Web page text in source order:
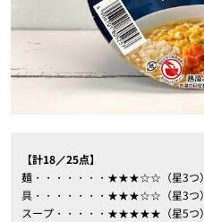
【計18／25点】
麺・・・・・・・★★★☆☆（星3つ）
具・・・・・・・★★★☆☆（星3つ）
スープ・・・・・★★★★★（星5つ）